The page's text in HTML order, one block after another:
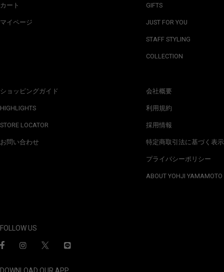
カート
マイページ
ショッピングガイド
HIGHLIGHTS
STORE LOCATOR
お問い合わせ
GIFTS
JUST FOR YOU
STAFF STYLING
COLLECTION
会社概要
利用規約
採用情報
特定商取引法に基づく表示
プライバシーポリシー
ABOUT YOHJI YAMAMOTO
FOLLOW US